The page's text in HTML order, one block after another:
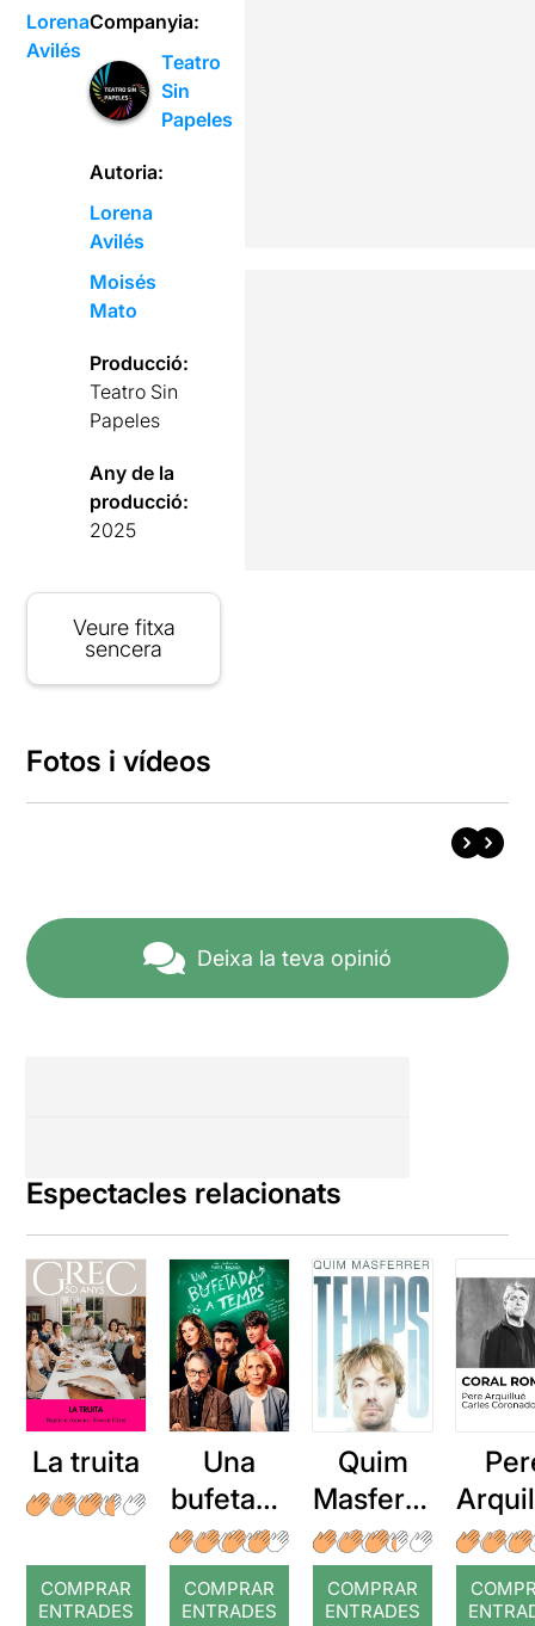
Lorena
Avilés
Companyia:
Teatro
Sin
Papeles
Autoria:
Lorena
Avilés
Moisés
Mato
Producció:
Teatro Sin
Papeles
Any de la
producció:
2025
Veure fitxa
sencera
Fotos i vídeos
Deixa la teva opinió
Espectacles relacionats
La truita
COMPRAR
ENTRADES
Una
bufetada
a temps
COMPRAR
ENTRADES
Quim
Masferre
r: Temps
COMPRAR
ENTRADES
: